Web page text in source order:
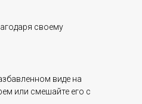
своему
виде на
или смешайте его с